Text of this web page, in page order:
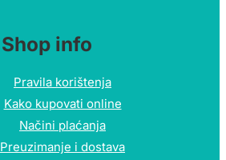
Shop info
Pravila korištenja
Kako kupovati online
Načini plaćanja
Preuzimanje i dostava